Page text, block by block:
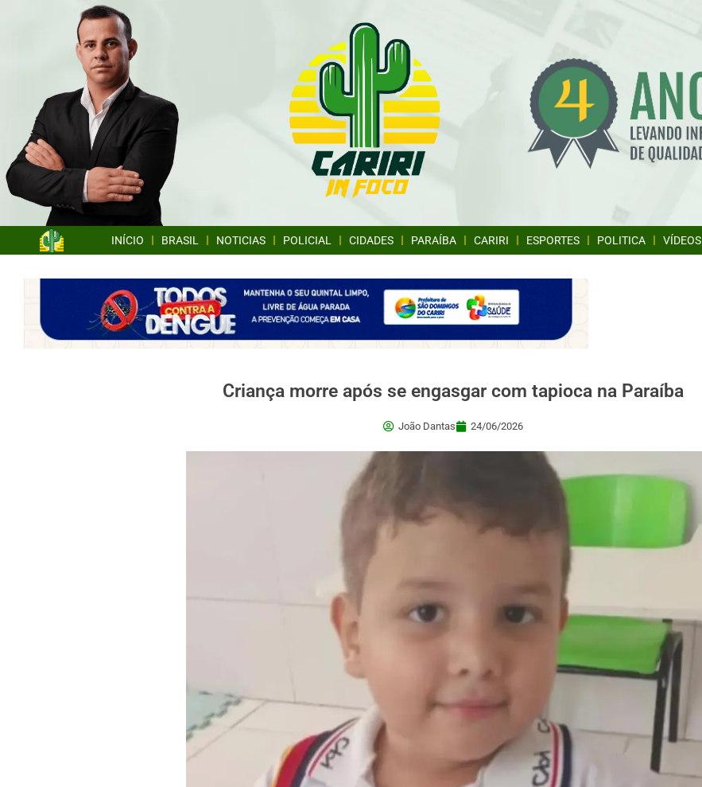
INÍCIO BRASIL NOTICIAS POLICIAL CIDADES PARAÍBA CARIRI ESPORTES POLITICA VÍDEOS
Criança morre após se engasgar com tapioca na Paraíba
João Dantas 24/06/2026